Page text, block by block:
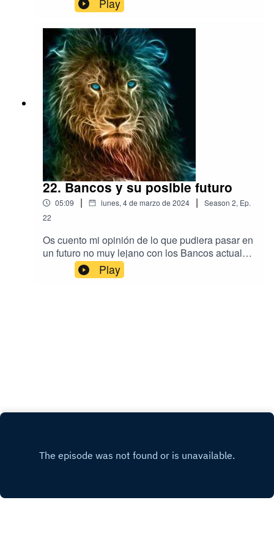
ds.metric.gstatic.com011e0d5a-dnsotls-
ds.metric.gstatic.com00813cb3-dnsotls-
ds.metric.gstatic.com09ab341f-dnsotls-
ds.metric.gstatic.com0a73e1f6-dnsotls-
ds.metric.gstatic.com08a1e676-dnsotls-
ds.metric.gstatic.com
Play
22. Bancos y su posible futuro
05:09 | lunes, 4 de marzo de 2024 | Season 2, Ep.
22
Os cuento mi opinión de lo que pudiera pasar en
un futuro no muy lejano con los Bancos actuales
o tradicionales.Play